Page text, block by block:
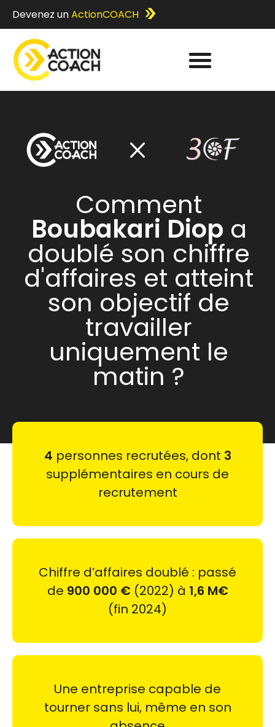
Devenez unActionCOACH
Comment
Boubakari Diop a
doublé son chiffre
d'affaires et atteint
son objectif de
travailler
uniquement le
matin ?
4 personnes recrutées, dont 3
supplémentaires en cours de
recrutement
Chiffre d’affaires doublé : passé
de 900 000 €(2022) à 1,6 M€
(fin 2024)
Une entreprise capable de
tourner sans lui, même en son